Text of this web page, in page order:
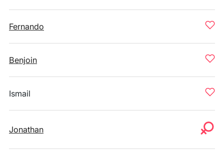
Fernando
Benjoin
Ismail
Jonathan